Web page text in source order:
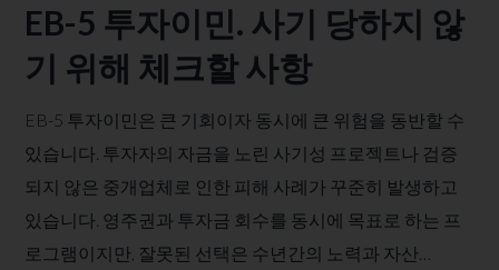
EB-5 투자이민. 사기 당하지 않
기 위해 체크할 사항
EB-5 투자이민은 큰 기회이자 동시에 큰 위험을 동반할 수
있습니다. 투자자의 자금을 노린 사기성 프로젝트나 검증
되지 않은 중개업체로 인한 피해 사례가 꾸준히 발생하고
있습니다. 영주권과 투자금 회수를 동시에 목표로 하는 프
로그램이지만, 잘못된 선택은 수년간의 노력과 자산…